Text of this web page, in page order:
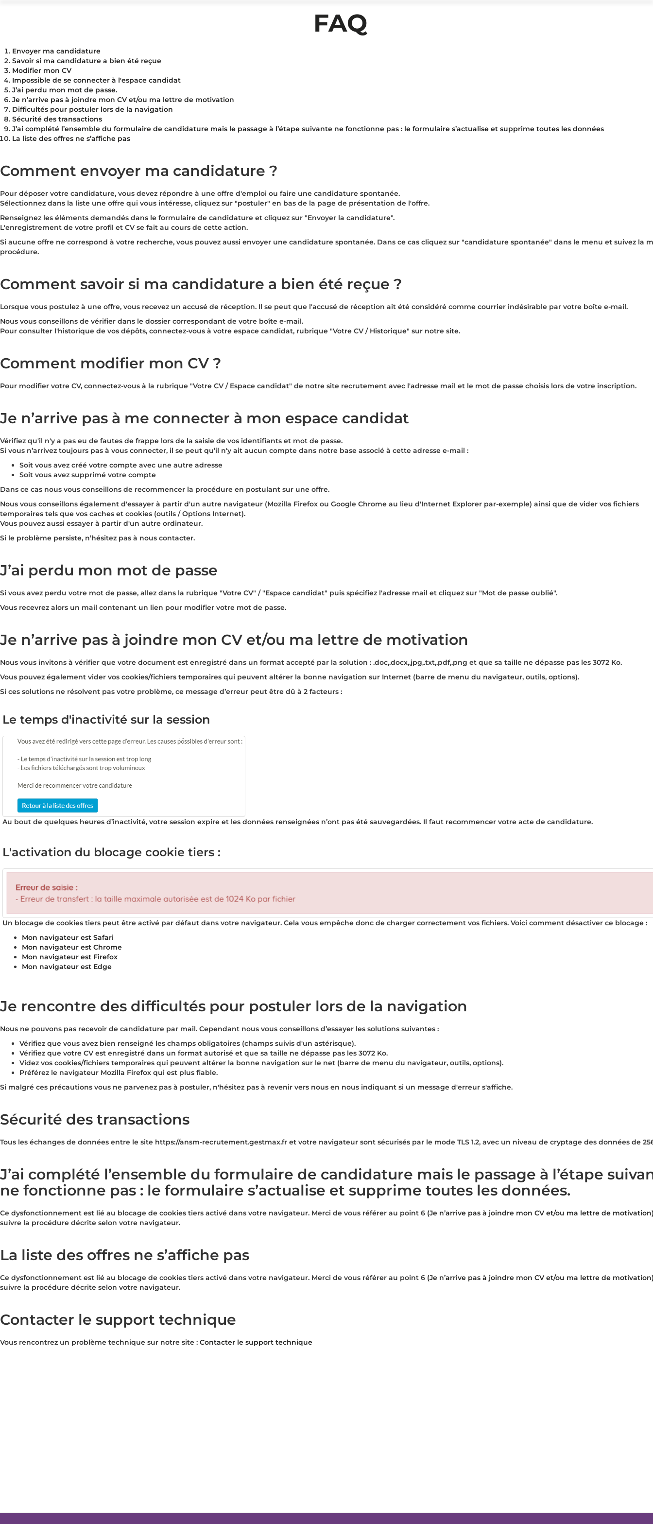
FAQ
Envoyer ma candidature
Savoir si ma candidature a bien été reçue
Modifier mon CV
Impossible de se connecter à l'espace candidat
J’ai perdu mon mot de passe.
Je n’arrive pas à joindre mon CV et/ou ma lettre de motivation
Difficultés pour postuler lors de la navigation
Sécurité des transactions
J’ai complété l’ensemble du formulaire de candidature mais le passage à l’étape suivante ne fonctionne pas : le formulaire s’actualise et supprime toutes les données
La liste des offres ne s’affiche pas
Comment envoyer ma candidature ?
Pour déposer votre candidature, vous devez répondre à une offre d'emploi ou faire une candidature spontanée.
Sélectionnez dans la liste une offre qui vous intéresse, cliquez sur "postuler" en bas de la page de présentation de l'offre.
Renseignez les éléments demandés dans le formulaire de candidature et cliquez sur "Envoyer la candidature".
L'enregistrement de votre profil et CV se fait au cours de cette action.
Si aucune offre ne correspond à votre recherche, vous pouvez aussi envoyer une candidature spontanée. Dans ce cas cliquez sur "candidature spontanée" dans le menu et suivez la
procédure.
Comment savoir si ma candidature a bien été reçue ?
Lorsque vous postulez à une offre, vous recevez un accusé de réception. Il se peut que l'accusé de réception ait été considéré comme courrier indésirable par votre boîte e-mail.
Nous vous conseillons de vérifier dans le dossier correspondant de votre boîte e-mail.
Pour consulter l'historique de vos dépôts, connectez-vous à votre espace candidat, rubrique "Votre CV / Historique" sur notre site.
Comment modifier mon CV ?
Pour modifier votre CV, connectez-vous à la rubrique "Votre CV / Espace candidat" de notre site recrutement avec l'adresse mail et le mot de passe choisis lors de votre inscription.
Je n’arrive pas à me connecter à mon espace candidat
Vérifiez qu'il n'y a pas eu de fautes de frappe lors de la saisie de vos identifiants et mot de passe.
Si vous n’arrivez toujours pas à vous connecter, il se peut qu’il n'y ait aucun compte dans notre base associé à cette adresse e-mail :
Soit vous avez créé votre compte avec une autre adresse
Soit vous avez supprimé votre compte
Dans ce cas nous vous conseillons de recommencer la procédure en postulant sur une offre.
Nous vous conseillons également d'essayer à partir d'un autre navigateur (Mozilla Firefox ou Google Chrome au lieu d'Internet Explorer par-exemple) ainsi que de vider vos fichiers
temporaires tels que vos caches et cookies (outils / Options Internet).
Vous pouvez aussi essayer à partir d'un autre ordinateur.
Si le problème persiste, n’hésitez pas à nous contacter.
J’ai perdu mon mot de passe
Si vous avez perdu votre mot de passe, allez dans la rubrique "Votre CV" / "Espace candidat" puis spécifiez l'adresse mail et cliquez sur "Mot de passe oublié".
Vous recevrez alors un mail contenant un lien pour modifier votre mot de passe.
Je n’arrive pas à joindre mon CV et/ou ma lettre de motivation
Nous vous invitons à vérifier que votre document est enregistré dans un format accepté par la solution : .doc,.docx,.jpg,.txt,.pdf,.png et que sa taille ne dépasse pas les 3072 Ko.
Vous pouvez également vider vos cookies/fichiers temporaires qui peuvent altérer la bonne navigation sur Internet (barre de menu du navigateur, outils, options).
Si ces solutions ne résolvent pas votre problème, ce message d’erreur peut être dû à 2 facteurs :
Le temps d'inactivité sur la session
Au bout de quelques heures d’inactivité, votre session expire et les données renseignées n’ont pas été sauvegardées. Il faut recommencer votre acte de candidature.
L'activation du blocage cookie tiers :
Un blocage de cookies tiers peut être activé par défaut dans votre navigateur. Cela vous empêche donc de charger correctement vos fichiers. Voici comment désactiver ce blocage :
Mon navigateur est Safari
Mon navigateur est Chrome
Mon navigateur est Firefox
Mon navigateur est Edge
Je rencontre des difficultés pour postuler lors de la navigation
Nous ne pouvons pas recevoir de candidature par mail. Cependant nous vous conseillons d’essayer les solutions suivantes :
Vérifiez que vous avez bien renseigné les champs obligatoires (champs suivis d'un astérisque).
Vérifiez que votre CV est enregistré dans un format autorisé et que sa taille ne dépasse pas les 3072 Ko.
Videz vos cookies/fichiers temporaires qui peuvent altérer la bonne navigation sur le net (barre de menu du navigateur, outils, options).
Préférez le navigateur Mozilla Firefox qui est plus fiable.
Si malgré ces précautions vous ne parvenez pas à postuler, n'hésitez pas à revenir vers nous en nous indiquant si un message d'erreur s'affiche.
Sécurité des transactions
Tous les échanges de données entre le site https://ansm-recrutement.gestmax.fr et votre navigateur sont sécurisés par le mode TLS 1.2, avec un niveau de cryptage des données de
J’ai complété l’ensemble du formulaire de candidature mais le passage à l’étape
ne fonctionne pas : le formulaire s’actualise et supprime toutes les données.
Ce dysfonctionnement est lié au blocage de cookies tiers activé dans votre navigateur. Merci de vous référer au point 6 (Je n’arrive pas à joindre mon CV et/ou ma lettre de
suivre la procédure décrite selon votre navigateur.
La liste des offres ne s’affiche pas
Ce dysfonctionnement est lié au blocage de cookies tiers activé dans votre navigateur. Merci de vous référer au point 6 (Je n’arrive pas à joindre mon CV et/ou ma lettre de
suivre la procédure décrite selon votre navigateur.
Contacter le support technique
Vous rencontrez un problème technique sur notre site : Contacter le support technique